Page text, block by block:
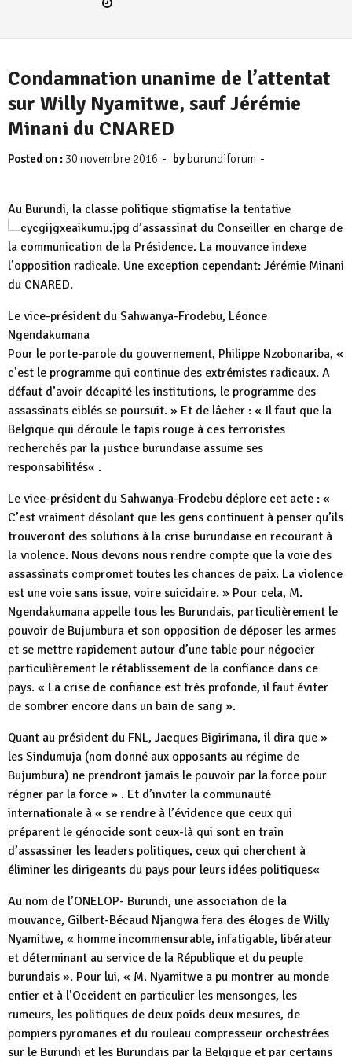
Condamnation unanime de l’attentat
sur Willy Nyamitwe, sauf Jérémie
Minani du CNARED
Posted on : 30 novembre 2016 - by burundiforum -
Au Burundi, la classe politique stigmatise la tentative
d’assassinat du Conseiller en charge de
la communication de la Présidence. La mouvance indexe
l’opposition radicale. Une exception cependant: Jérémie Minani
du CNARED.
Le vice-président du Sahwanya-Frodebu, Léonce
Ngendakumana
Pour le porte-parole du gouvernement, Philippe Nzobonariba, «
c’est le programme qui continue des extrémistes radicaux. A
défaut d’avoir décapité les institutions, le programme des
assassinats ciblés se poursuit. » Et de lâcher : « Il faut que la
Belgique qui déroule le tapis rouge à ces terroristes
recherchés par la justice burundaise assume ses
responsabilités« .
Le vice-président du Sahwanya-Frodebu déplore cet acte : «
C’est vraiment désolant que les gens continuent à penser qu’ils
trouveront des solutions à la crise burundaise en recourant à
la violence. Nous devons nous rendre compte que la voie des
assassinats compromet toutes les chances de paix. La violence
est une voie sans issue, voire suicidaire. » Pour cela, M.
Ngendakumana appelle tous les Burundais, particulièrement le
pouvoir de Bujumbura et son opposition de déposer les armes
et se mettre rapidement autour d’une table pour négocier
particulièrement le rétablissement de la confiance dans ce
pays. « La crise de confiance est très profonde, il faut éviter
de sombrer encore dans un bain de sang ».
Quant au président du FNL, Jacques Bigirimana, il dira que »
les Sindumuja (nom donné aux opposants au régime de
Bujumbura) ne prendront jamais le pouvoir par la force pour
régner par la force » . Et d’inviter la communauté
internationale à « se rendre à l’évidence que ceux qui
préparent le génocide sont ceux-là qui sont en train
d’assassiner les leaders politiques, ceux qui cherchent à
éliminer les dirigeants du pays pour leurs idées politiques«
Au nom de l’ONELOP- Burundi, une association de la
mouvance, Gilbert-Bécaud Njangwa fera des éloges de Willy
Nyamitwe, « homme incommensurable, infatigable, libérateur
et déterminant au service de la République et du peuple
burundais ». Pour lui, « M. Nyamitwe a pu montrer au monde
entier et à l’Occident en particulier les mensonges, les
rumeurs, les politiques de deux poids deux mesures, de
pompiers pyromanes et du rouleau compresseur orchestrées
sur le Burundi et les Burundais par la Belgique et par certains